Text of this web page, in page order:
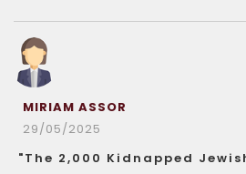
MIRIAM ASSOR
29/05/2025
"The 2,000 Kidnapped